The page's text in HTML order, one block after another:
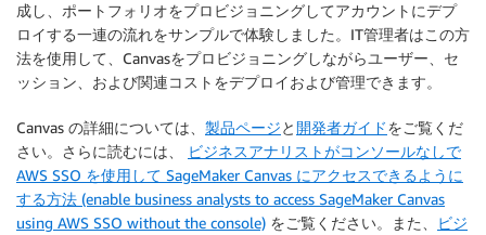
成し、ポートフォリオをプロビジョニングしてアカウントにデプ
ロイする一連の流れをサンプルで体験しました。IT管理者はこの方
法を使用して、Canvasをプロビジョニングしながらユーザー、セ
ッション、および関連コストをデプロイおよび管理できます。
Canvas の詳細については、 製品ページと開発者ガイドをご覧くだ
さい。さらに読むには、
ビジネスアナリストがコンソールなしで
AWS SSO を使用して SageMaker Canvas にアクセスできるように
する方法 (enable business analysts to access SageMaker Canvas
using AWS SSO without the console) をご覧ください。また、
ビジ